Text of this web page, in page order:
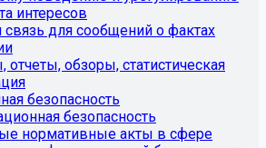
интересов
связь для сообщений о фактах
обзоры, статистическая
безопасность
безопасность
нормативные акты в сфере